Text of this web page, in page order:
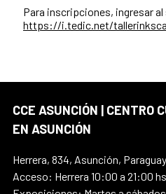
Para inscripciones, ingresar
https://i.tedic.net/
CCE ASUNCIÓN | CENTRO
EN ASUNCIÓN
Herrera, 834, Asunción, Paraguay
Acceso: Herrera 10:00 a 21:00 hs